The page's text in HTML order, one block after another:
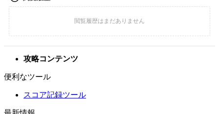
攻略コンテンツ
便利なツール
スコア記録ツール